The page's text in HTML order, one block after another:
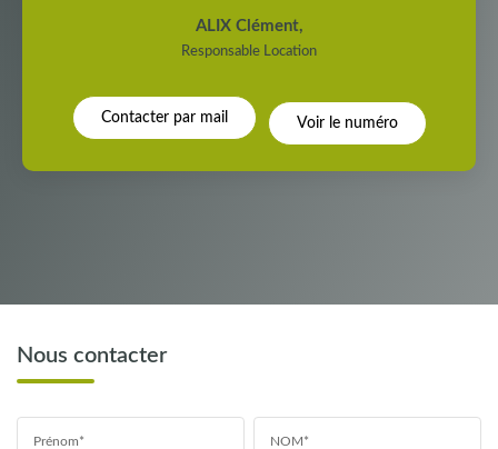
ALIX Clément,
Responsable Location
Contacter par mail Voir le numéro
Nous contacter
Prénom* NOM*